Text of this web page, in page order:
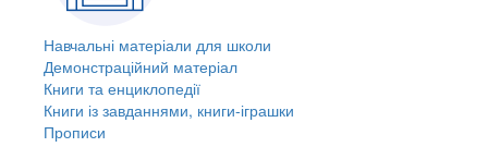
Навчальні матеріали для школи
Демонстраційний матеріал
Книги та енциклопедії
Книги із завданнями, книги-іграшки
Прописи